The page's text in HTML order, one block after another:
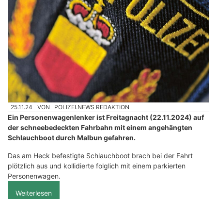
25.11.24 VON POLIZEI.NEWS REDAKTION
Ein Personenwagenlenker ist Freitagnacht (22.11.2024) auf
der schneebedeckten Fahrbahn mit einem angehängten
Schlauchboot durch Malbun gefahren.
Das am Heck befestigte Schlauchboot brach bei der Fahrt
plötzlich aus und kollidierte folglich mit einem parkierten
Personenwagen.
Weiterlesen